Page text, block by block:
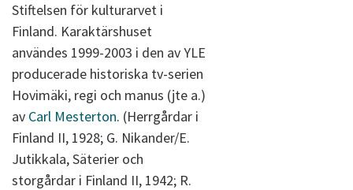
Stiftelsen för kulturarvet i
Finland. Karaktärshuset
användes 1999-2003 i den av YLE
producerade historiska tv-serien
Hovimäki, regi och manus (jte a.)
av Carl Mesterton. (Herrgårdar i
Finland II, 1928; G. Nikander/E.
Jutikkala, Säterier och
storgårdar i Finland II, 1942; R.